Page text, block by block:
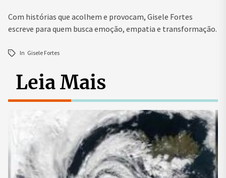
Com histórias que acolhem e provocam, Gisele Fortes
escreve para quem busca emoção, empatia e transformação.
In Gisele Fortes
Leia Mais